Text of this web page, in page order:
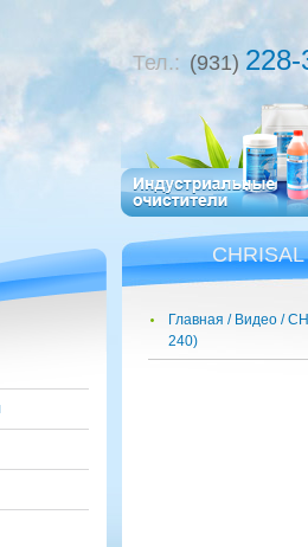
Тел.: (931)
Главная Видео
240)